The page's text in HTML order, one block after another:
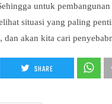
untuk
situasi yang paling
dan akan kita cari
SHARE